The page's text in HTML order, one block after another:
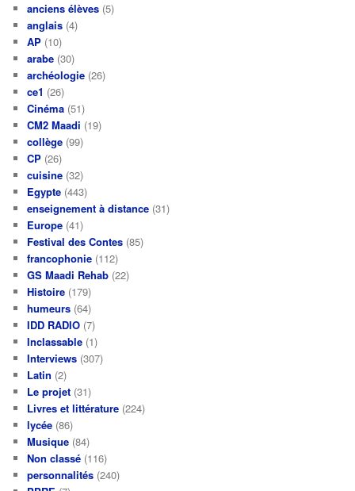
anciens élèves (5)
anglais (4)
AP (10)
arabe (30)
archéologie (26)
ce1 (26)
Cinéma (51)
CM2 Maadi (19)
collège (99)
CP (26)
cuisine (32)
Egypte (443)
enseignement à distance (31)
Europe (41)
Festival des Contes (85)
francophonie (112)
GS Maadi Rehab (22)
Histoire (179)
humeurs (64)
IDD RADIO (7)
Inclassable (1)
Interviews (307)
Latin (2)
Le projet (31)
Livres et littérature (224)
lycée (86)
Musique (84)
Non classé (116)
personnalités (240)